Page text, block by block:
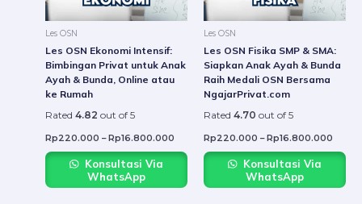
Les OSN
Les OSN Ekonomi Intensif:
Bimbingan Privat untuk Anak
Ayah & Bunda, Online atau
ke Rumah
Rated 4.82 out of 5
Rp220.000 – Rp16.800.000
may
chosen
on
the
product
Konsultasi Via
WhatsApp
Les OSN
Les OSN Fisika SMP & SMA:
Siapkan Anak Ayah & Bunda
Raih Medali OSN Bersama
NgajarPrivat.com
Rated 4.70 out of 5
Rp220.000 – Rp16.800.000
may
on
Konsultasi Via
WhatsApp